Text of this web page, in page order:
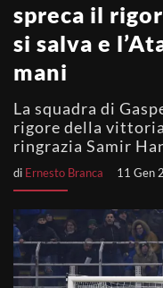
spreca il
si salva e
mani
La squadra di
rigore della
ringrazia Samir
di Ernesto Branca 11 Gen